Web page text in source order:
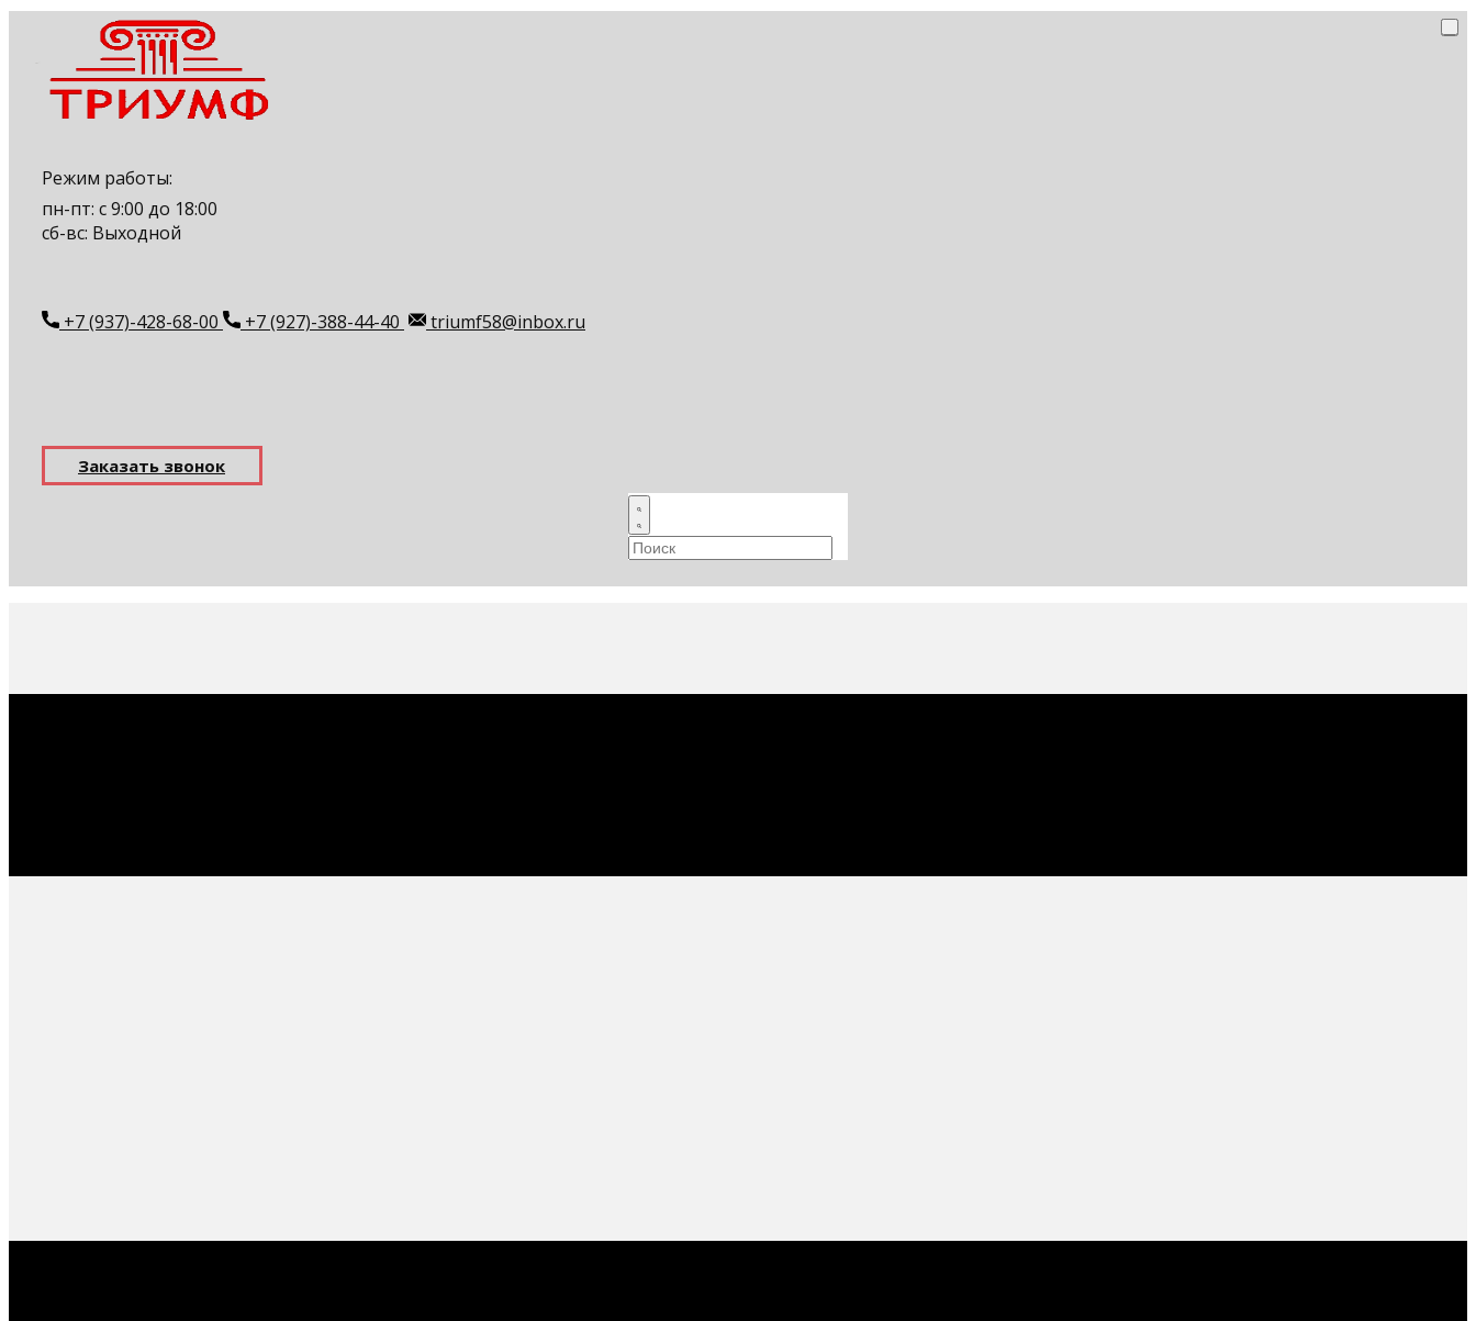
Режим работы:
пн-пт: с 9:00 до 18:00
сб-вс: Выходной
+7 (937)-428-68-00 +7 (927)-388-44-40 triumf58@inbox.ru
Заказать звонок